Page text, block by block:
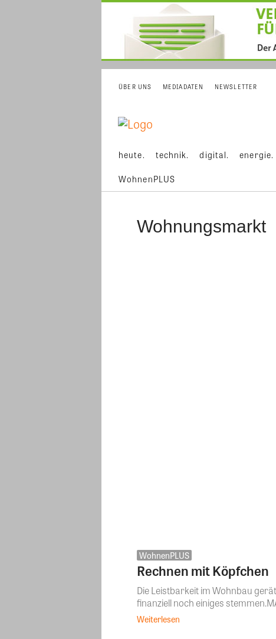
ÜBER UNS MEDIADATEN NEWSLETTER
heute. technik. digital. energie.
WohnenPLUS
Wohnungsmarkt
WohnenPLUS
Rechnen mit Köpfchen
Die Leistbarkeit im Wohnbau
finanziell noch einiges
Weiterlesen